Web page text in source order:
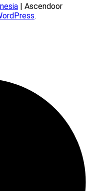
| Ascendoor
.